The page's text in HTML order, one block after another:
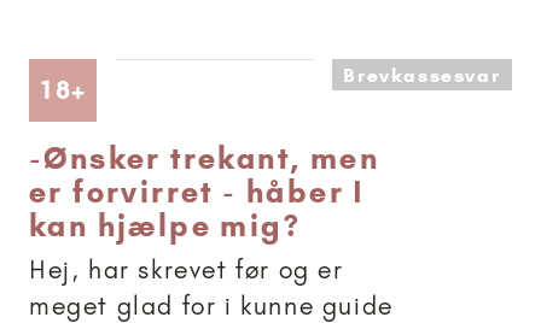
18+ Artikler anbefalet til 18+Brevkassesvar
-Ønsker trekant, men
er forvirret - håber I
kan hjælpe mig?
Hej, har skrevet før og er
meget glad for i kunne guide